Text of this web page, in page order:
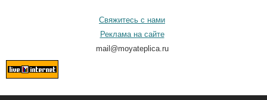
Свяжитесь с нами
Реклама на сайте
mail@moyateplica.ru